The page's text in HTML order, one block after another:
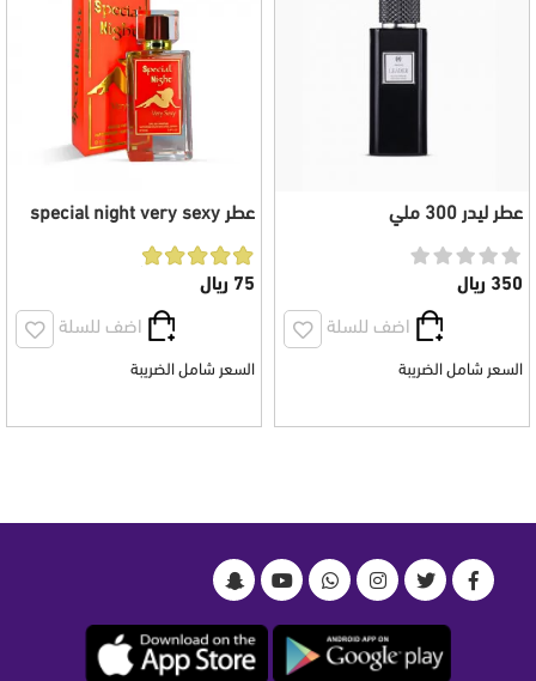
عطر ليدر 300 ملي
350 ريال
اضف للسلة
السعر شامل الضريبة
عطر special night very sexy
75 ريال
اضف للسلة
السعر شامل الضريبة